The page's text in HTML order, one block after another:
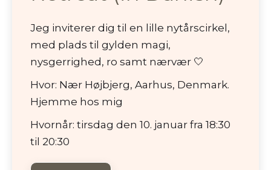
Jeg inviterer dig til en lille nytårscirkel,
med plads til gylden magi,
nysgerrighed, ro samt nærvær 🤍
Hvor: Nær Højbjerg, Aarhus, Denmark.
Hjemme hos mig
Hvornår: tirsdag den 10. januar fra 18:30
til 20:30